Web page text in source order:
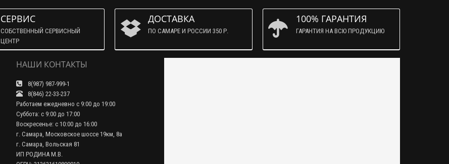
СЕРВИС
СОБСТВЕННЫЙ СЕРВИСНЫЙ
ЦЕНТР
ДОСТАВКА
ПО САМАРЕ И РОССИИ 350 Р.
100% ГАРАНТИЯ
ГАРАНТИЯ НА ВСЮ ПРОДУКЦИЮ
НАШИ КОНТАКТЫ
8(987) 987-999-1
8(846) 22-33-237
Работаем ежедневно с 9:00 до 19:00
Суббота: с 9:00 до 17:00
Воскресенье: с 10:00 до 16:00
г. Самара, Московское шоссе 19км, 8а
г. Самара, Вольская 81
ИП РОДИНА М.В.